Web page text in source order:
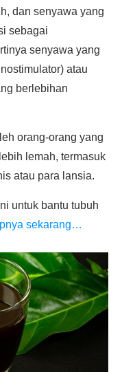
dan senyawa yang
sebagai
senyawa yang
atau
berlebihan
orang-orang yang
lemah, termasuk
atau para lansia.
untuk bantu tubuh
sekarang…